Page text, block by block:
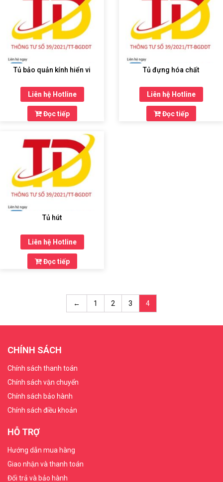
Tủ bảo quản kính hiển vi
Liên hệ Hotline
Đọc tiếp
Tủ đựng hóa chất
Liên hệ Hotline
Đọc tiếp
Tủ hút
Liên hệ Hotline
Đọc tiếp
← 1 2 3 4
CHÍNH SÁCH
Chính sách thanh toán
Chính sách vận chuyển
Chính sách bảo hành
Chính sách điều khoản
HỖ TRỢ
Hướng dẫn mua hàng
Giao nhận và thanh toán
Đổi trả và bảo hành